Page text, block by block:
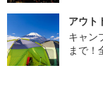
アウト
キャン
まで！